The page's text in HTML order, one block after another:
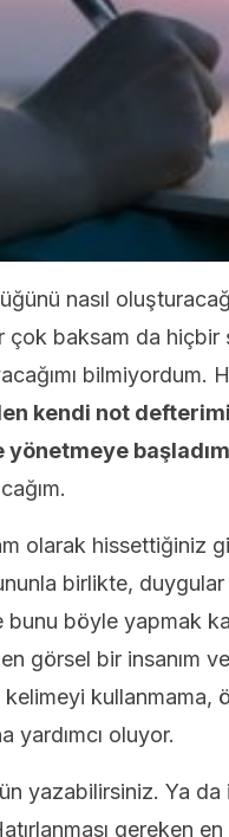
nasıl
çok baksam da hiçbir
bilmiyordum.
kendi not
olarak hissettiğiniz
birlikte, duygular
bunu böyle yapmak
görsel bir insanım
kullanmama,
yardımcı oluyor.
yazabilirsiniz. Ya
gereken